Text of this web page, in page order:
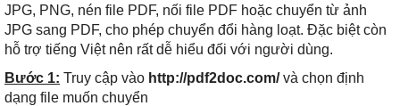
JPG, PNG, nén file PDF, nối file PDF hoặc chuyển từ ảnh
JPG sang PDF, cho phép chuyển đổi hàng loạt. Đặc biệt còn
hỗ trợ tiếng Việt nên rất dễ hiểu đối với người dùng.
Bước 1: Truy cập vào http://pdf2doc.com/và chọn định
dạng file muốn chuyển